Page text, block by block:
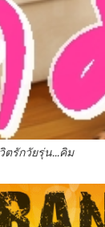
ตรักวัยรุ่น...คิม